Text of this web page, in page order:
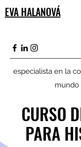
especialista en la
mundo
EVA HALANOVÁ
CURSO
PARA